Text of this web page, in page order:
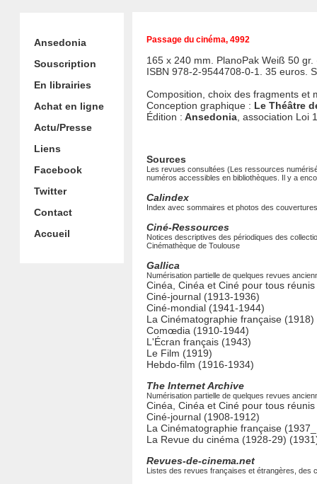
Passage du cinéma, 4992
165 x 240 mm. PlanoPak Weiß 50
ISBN 978-2-9544708-0-1. 35 euros.
Composition, choix des fragments et
Conception graphique : Le Théâtre
Édition : Ansedonia , association Loi
Sources
Les revues consultées (Les ressources
numéros accessibles en bibliothèques. Il y a
Calindex
Index avec sommaires et photos des couvertures
Ciné-Ressources
Notices descriptives des périodiques des
Cinémathèque de Toulouse
Gallica
Numérisation partielle de quelques revues
Cinéa, Cinéa et Ciné pour tous
Ciné-journal (1913-1936)
Ciné-mondial (1941-1944)
La Cinématographie française (1918)
Comœdia (1910-1944)
L'Écran français (1943)
Le Film (1919)
Hebdo-film (1916-1934)
The Internet Archive
Numérisation partielle de quelques revues
Cinéa, Cinéa et Ciné pour tous réunis
Ciné-journal (1908-1912)
La Cinématographie française
La Revue du cinéma (1928-29)
Revues-de-cinema.net
Listes des revues françaises et étrangères, des
Ansedonia
Souscription
En librairies
Achat en ligne
Actu/Presse
Liens
Facebook
Twitter
Contact
Accueil